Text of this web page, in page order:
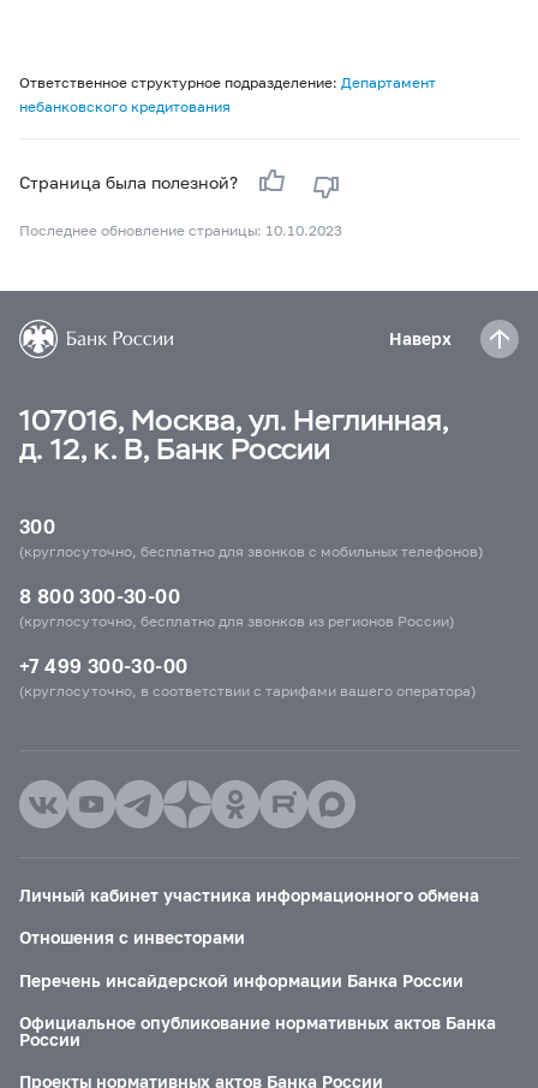
Ответственное структурное подразделение: Департамент
небанковского кредитования
Страница была полезной?
Последнее обновление страницы: 10.10.2023
Наверх
107016, Москва, ул. Неглинная,
д. 12, к. В, Банк России
300
(круглосуточно, бесплатно для звонков с мобильных телефонов)
8 800 300-30-00
(круглосуточно, бесплатно для звонков из регионов России)
+7 499 300-30-00
(круглосуточно, в соответствии с тарифами вашего оператора)
Личный кабинет участника информационного обмена
Отношения с инвесторами
Перечень инсайдерской информации Банка России
Официальное опубликование нормативных актов Банка
России
Проекты нормативных актов Банка России